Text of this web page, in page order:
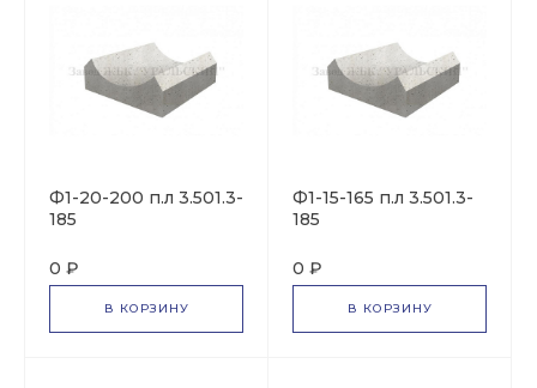
Ф1-20-200 п.л 3.501.3-
185
0 ₽
В КОРЗИНУ
Ф1-15-165 п.л 3.501.3-
185
0 ₽
В КОРЗИНУ